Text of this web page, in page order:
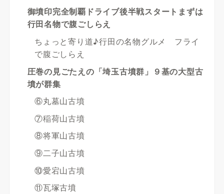
御墳印完全制覇ドライブ後半戦スタートまずは
行田名物で腹ごしらえ
ちょっと寄り道♪行田の名物グルメ フライ
で腹ごしらえ
圧巻の見ごたえの「埼玉古墳群」９基の大型古
墳が群集
⑥丸墓山古墳
⑦稲荷山古墳
⑧将軍山古墳
⑨二子山古墳
⑩愛宕山古墳
⑪瓦塚古墳